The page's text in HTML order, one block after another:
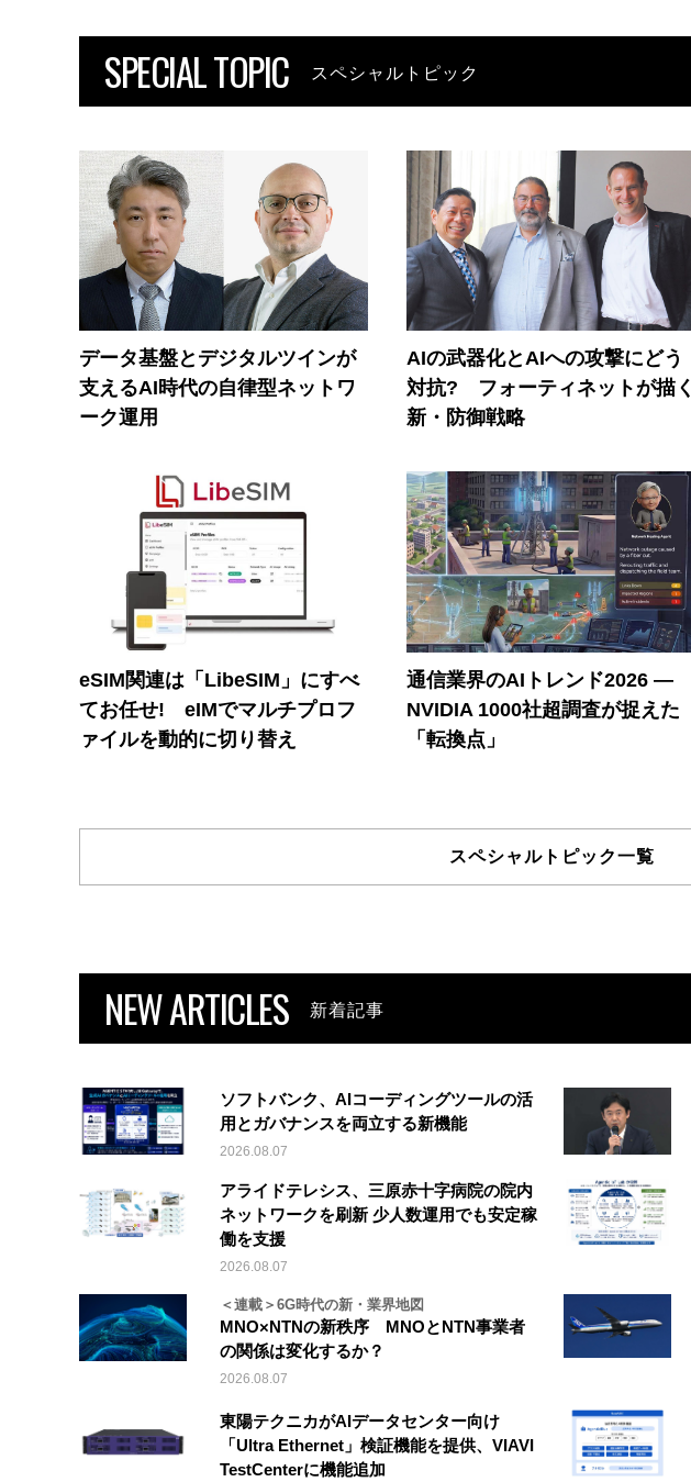
SPECIAL TOPIC スペシャルトピック
データ基盤とデジタルツインが
支えるAI時代の自律型ネットワ
ーク運用
AIの武器化とAIへの攻撃にどう
対抗? フォーティネットが描く
新・防御戦略
eSIM関連は「LibeSIM」にすべ
てお任せ! eIMでマルチプロフ
ァイルを動的に切り替え
通信業界のAIトレンド2026 ―
NVIDIA 1000社超調査が捉えた
「転換点」
スペシャルトピック一覧
NEW ARTICLES 新着記事
ソフトバンク、AIコーディングツールの活
用とガバナンスを両立する新機能
2026.08.07
アライドテレシス、三原赤十字病院の院内
ネットワークを刷新 少人数運用でも安定稼
働を支援
2026.08.07
＜連載＞6G時代の新・業界地図
MNO×NTNの新秩序 MNOとNTN事業者
の関係は変化するか？
2026.08.07
東陽テクニカがAIデータセンター向け
「Ultra Ethernet」検証機能を提供、VIAVI
TestCenterに機能追加